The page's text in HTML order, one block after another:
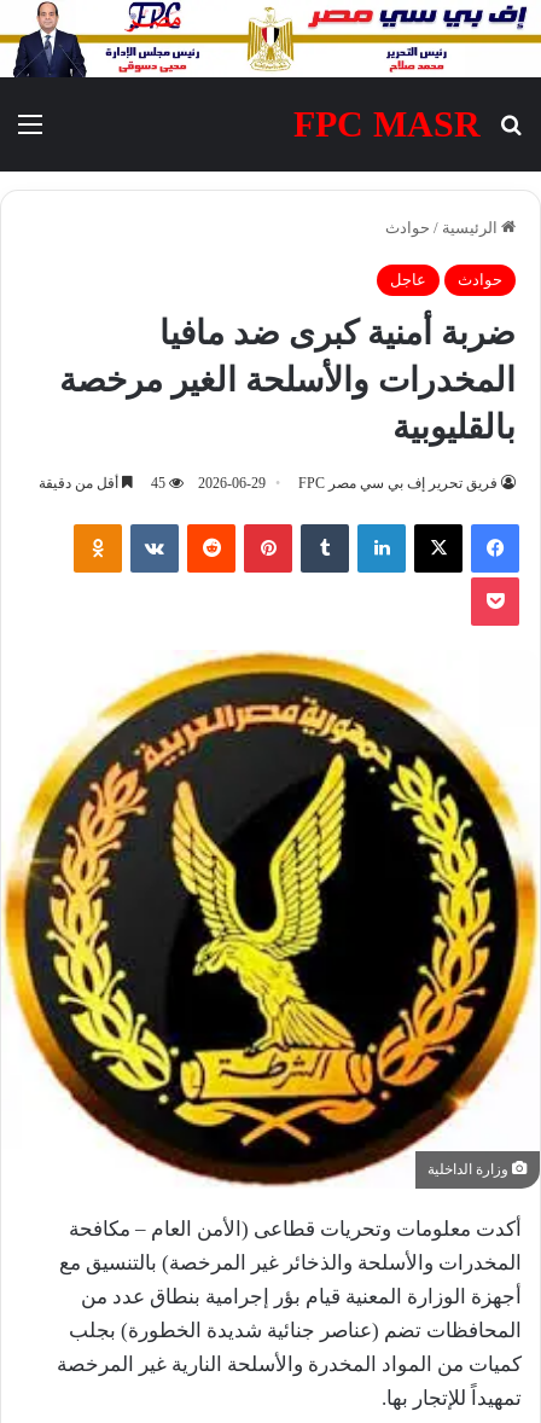
FPC MASR
بحث عن
الرئيسية / حوادث
حوادث عاجل
ضربة أمنية كبرى ضد مافيا
المخدرات والأسلحة الغير مرخصة
بالقليوبية
فريق تحرير إف بي سي مصر FPC 2026-06-29
45 أقل من دقيقة
فيسبوك ‫X لينكدإن بينتيريست
وزارة الداخلية
أكدت معلومات وتحريات قطاعى (الأمن العام – مكافحة
المخدرات والأسلحة والذخائر غير المرخصة) بالتنسيق مع
أجهزة الوزارة المعنية قيام بؤر إجرامية بنطاق عدد من
المحافظات تضم (عناصر جنائية شديدة الخطورة) بجلب
كميات من المواد المخدرة والأسلحة النارية غير المرخصة
تمهيداً للإتجار بها.